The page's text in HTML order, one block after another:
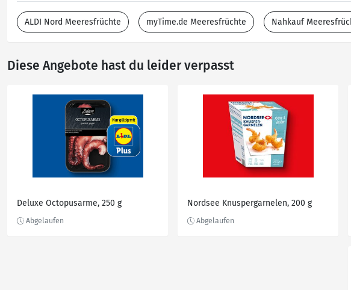
ALDI Nord Meeresfrüchte myTime.de Meeresfrüchte Nahkauf
Diese Angebote hast du leider verpasst
Deluxe Octopusarme, 250 g Nordsee Knuspergarnelen, 200 g